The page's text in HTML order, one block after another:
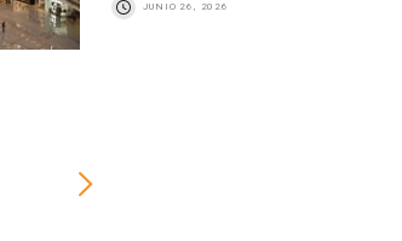
JUNIO 26, 2026